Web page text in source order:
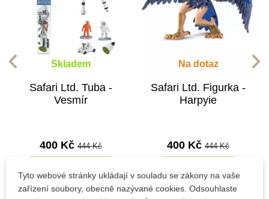
Skladem
Safari Ltd. Tuba -
Vesmír
400 Kč 444 Kč
Přidat do košíku
Na dotaz
Safari Ltd. Figurka -
Harpyie
400 Kč 444 Kč
Zobrazit detail
Tyto webové stránky ukládají v souladu se zákony na vaše
zařízení soubory, obecně nazývané cookies. Odsouhlaste